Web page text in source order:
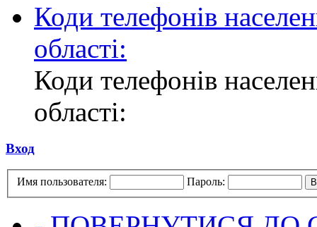
Коди телефонів
області:
Коди телефонів
області:
Вход
Имя пользователя: Пароль: